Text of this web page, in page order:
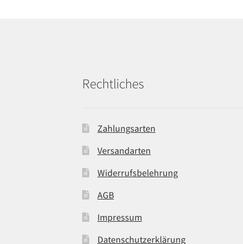
Rechtliches
Zahlungsarten
Versandarten
Widerrufsbelehrung
AGB
Impressum
Datenschutzerklärung